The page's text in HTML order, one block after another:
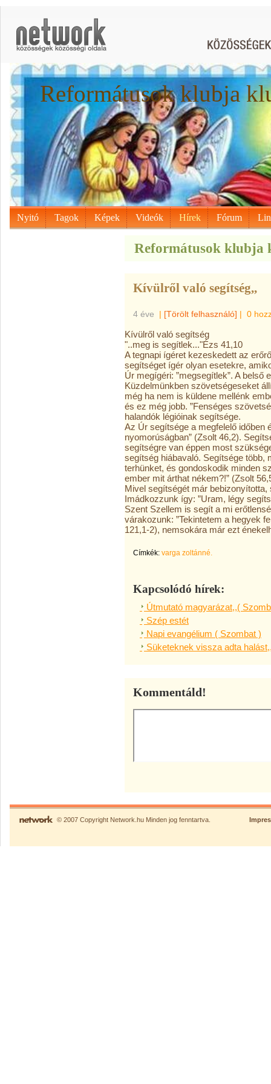
Reformátusok klubja
Nyitó Tagok Képek Videók Hírek Fórum
Reformátusok klubja
Kívülről való segítség,,
4 éve | [Törölt felhasználó] | 0
Kívülről való segítség
"..meg is segítlek..."Ézs 41,10
A tegnapi ígéret kezeskedett az
segítséget ígér olyan esetekre,
Úr megígéri: ”megsegítlek”. A belső
Küzdelmünkben szövetségeseket
még ha nem is küldene mellénk
és ez még jobb. ”Fenséges
halandók légióinak segítsége.
Az Úr segítsége a megfelelő időben
nyomorúságban” (Zsolt 46,2).
segítségre van éppen most
segítség hiábavaló. Segítsége több,
terhünket, és gondoskodik minden
ember mit árthat nékem?!” (Zsolt
Mivel segítségét már
Imádkozzunk így: ”Uram, légy
Szent Szellem is segít a mi
várakozunk: ”Tekintetem a hegyek
121,1-2), nemsokára már ezt
Címkék: varga zoltánné.
Kapcsolódó hírek:
Útmutató magyarázat,,(
Szép estét
Napi evangélium ( Szombat )
Süketeknek vissza adta
Kommentáld!
© 2007 Copyright Network.hu Minden jog fenntartva.